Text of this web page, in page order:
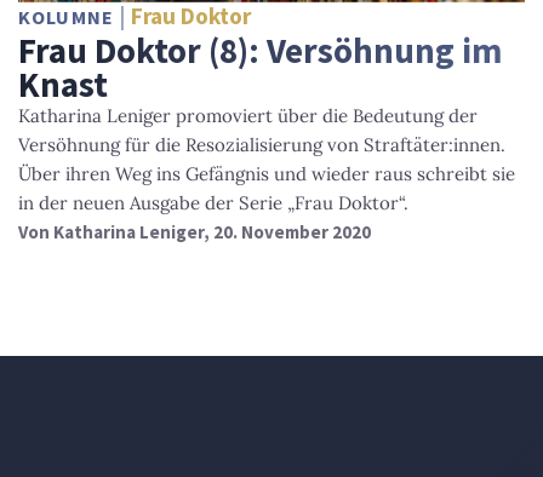
KOLUMNE Frau Doktor
Frau Doktor (8): Versöhnung im
Knast
Katharina Leniger promoviert über die Bedeutung der
Versöhnung für die Resozialisierung von Straftäter:innen.
Über ihren Weg ins Gefängnis und wieder raus schreibt sie
in der neuen Ausgabe der Serie „Frau Doktor“.
Von Katharina Leniger, 20. November 2020